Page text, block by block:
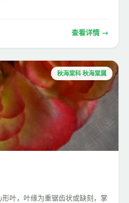
查看详情 →
秋海棠科 秋海棠属
叶，叶缘为重锯齿状或缺刻，掌